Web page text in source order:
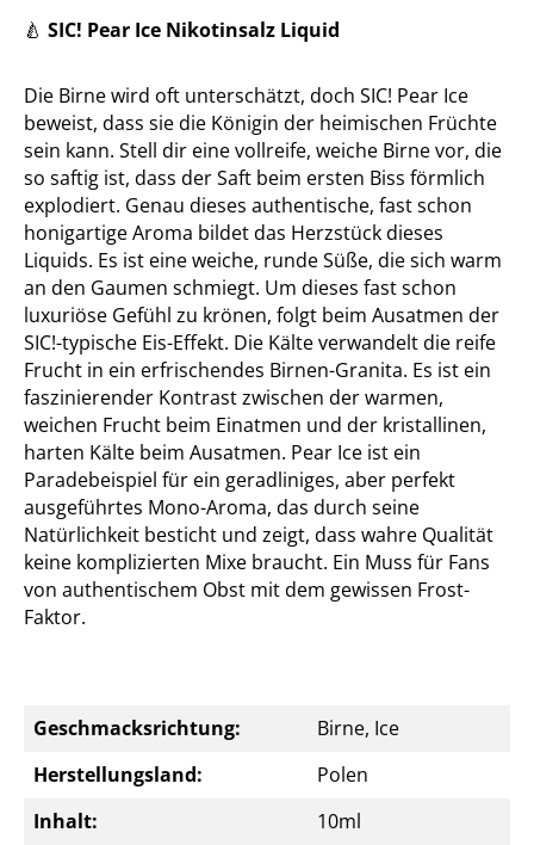
🍐 SIC! Pear Ice Nikotinsalz Liquid
Die Birne wird oft unterschätzt, doch SIC! Pear Ice
beweist, dass sie die Königin der heimischen Früchte
sein kann. Stell dir eine vollreife, weiche Birne vor, die
so saftig ist, dass der Saft beim ersten Biss förmlich
explodiert. Genau dieses authentische, fast schon
honigartige Aroma bildet das Herzstück dieses
Liquids. Es ist eine weiche, runde Süße, die sich warm
an den Gaumen schmiegt. Um dieses fast schon
luxuriöse Gefühl zu krönen, folgt beim Ausatmen der
SIC!-typische Eis-Effekt. Die Kälte verwandelt die reife
Frucht in ein erfrischendes Birnen-Granita. Es ist ein
faszinierender Kontrast zwischen der warmen,
weichen Frucht beim Einatmen und der kristallinen,
harten Kälte beim Ausatmen. Pear Ice ist ein
Paradebeispiel für ein geradliniges, aber perfekt
ausgeführtes Mono-Aroma, das durch seine
Natürlichkeit besticht und zeigt, dass wahre Qualität
keine komplizierten Mixe braucht. Ein Muss für Fans
von authentischem Obst mit dem gewissen Frost-
Faktor.
Geschmacksrichtung:
Birne, Ice
Herstellungsland:
Polen
Inhalt:
10ml